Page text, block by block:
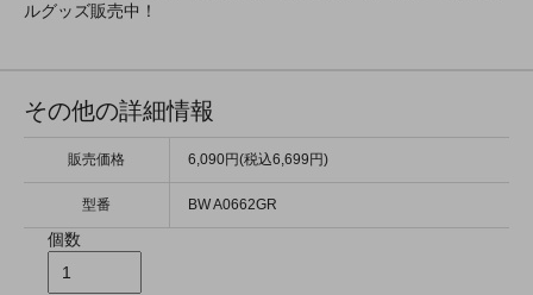
ルグッズ販売中！
その他の詳細情報
販売価格 6,090円(税込6,699円)
型番 BW A0662GR
個数